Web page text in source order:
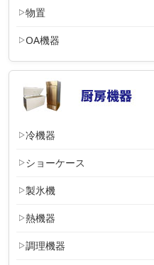
物置
OA機器
冷機器
ショーケース
製氷機
熱機器
調理機器